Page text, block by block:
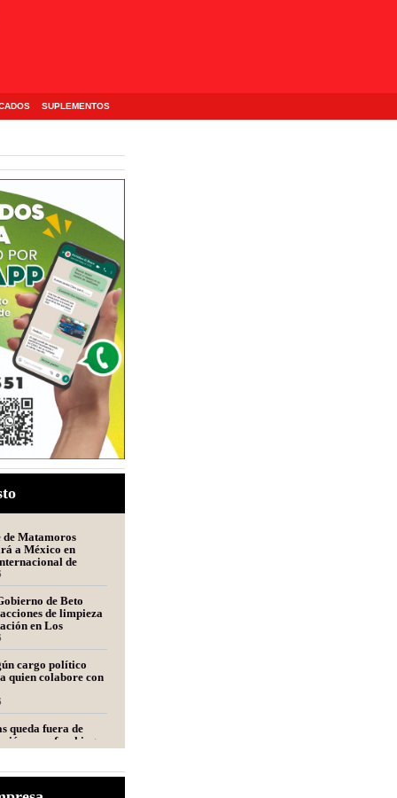
SUPLEMENTOS
de Matamoros
a México en
de
de Beto
de limpieza
en Los
cargo político
quien colabore con
queda fuera de
para fracking
científico
Fecanaco